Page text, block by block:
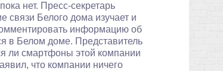
нет. Пресс-секретарь
Белого дома изучает и
информацию об
в Белом доме. Представитель
ли смартфоны этой компании
что компании ничего